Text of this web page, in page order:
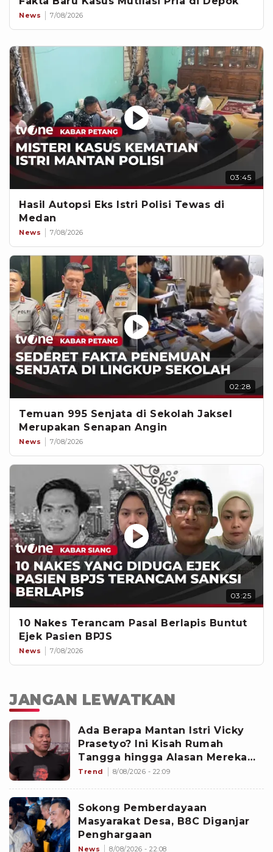
News 7/08/2026
03:45
Hasil Autopsi Eks Istri Polisi Tewas di
Medan
News 7/08/2026
02:28
Temuan 995 Senjata di Sekolah Jaksel
Merupakan Senapan Angin
News 7/08/2026
03:25
10 Nakes Terancam Pasal Berlapis Buntut
Ejek Pasien BPJS
News 7/08/2026
JANGAN LEWATKAN
Ada Berapa Mantan Istri Vicky
Prasetyo? Ini Kisah Rumah
Tangga hingga Alasan Mereka
Berpisah
Trend 8/08/2026 - 22:09
Sokong Pemberdayaan
Masyarakat Desa, B8C Diganjar
Penghargaan
News 8/08/2026 - 22:08